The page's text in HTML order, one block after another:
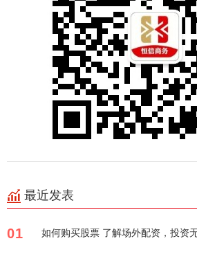
最近发表
01 如何购买股票 了解场外配资，投资